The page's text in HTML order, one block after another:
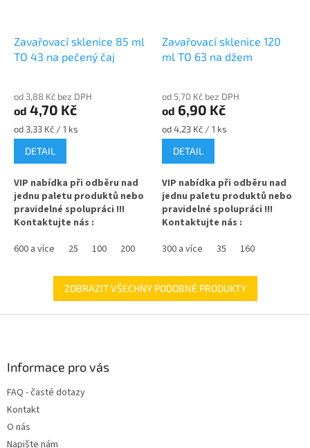
Zavařovací sklenice 85 ml
TO 43 na pečený čaj
od 3,88 Kč bez DPH
od 4,70 Kč
Měrná
cena:
od 3,33 Kč / 1 ks
DETAIL
VIP nabídka při odběru nad
jednu paletu produktů nebo
pravidelné spolupráci !!!
Kontaktujte nás :
Off TO 43 vhodná pro med,
krémy, masti nebo pečený čaj.
✅Zavařovací sklenice menší
uzavřete rukou
✅ Různá víčka TO 43 ke sklenici
objednejte
✅ Jako dělaná pro paštiky,
600 a více 25 100 200
Zavařovací sklenice 120
ml TO 63 na džem
od 5,70 Kč bez DPH
od 6,90 Kč
Měrná
cena:
od 4,23 Kč / 1 ks
DETAIL
VIP nabídka při odběru nad
jednu paletu produktů nebo
pravidelné spolupráci !!!
Kontaktujte nás :
Twist Off TO 63 vhodná pro
med, marmelády, džemy,
pesto, ovoce nebo nakládanou
zeleninu.
300 a více 35 160
ZOBRAZIT VŠECHNY PODOBNÉ PRODUKTY
Informace pro vás
FAQ - časté dotazy
Kontakt
O nás
Napište nám